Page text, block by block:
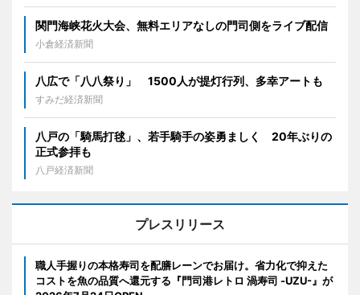
関門海峡花火大会、無料エリアなしの門司側をライブ配信
小倉経済新聞
八広で「八八祭り」 1500人が提灯行列、多幸アートも
すみだ経済新聞
八戸の「騎馬打毬」、若手騎手の姿勇ましく 20年ぶりの
正式参拝も
八戸経済新聞
プレスリリース
職人手握りの本格寿司を配膳レーンでお届け。省力化で抑えた
コストを魚の品質へ還元する『門司港レトロ 渦寿司 -UZU-』が